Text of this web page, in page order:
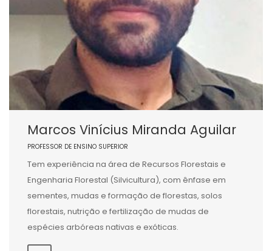
Marcos Vinícius Miranda Aguilar
PROFESSOR DE ENSINO SUPERIOR
Tem experiência na área de Recursos Florestais e
Engenharia Florestal (Silvicultura), com ênfase em
sementes, mudas e formação de florestas, solos
florestais, nutrição e fertilização de mudas de
espécies arbóreas nativas e exóticas.